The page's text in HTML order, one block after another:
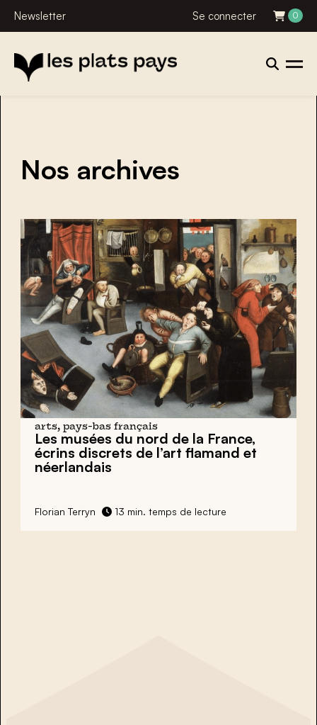
Newsletter Se connecter 0
Nos archives
arts, pays-bas français
Les musées du nord de la France,
écrins discrets de l’art flamand et
néerlandais
Florian Terryn 13 min. temps de lecture